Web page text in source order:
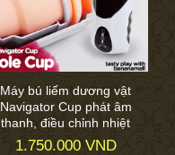
Máy bú liếm dương vật
Navigator Cup phát âm
thanh, điều chỉnh nhiệt
1.750.000 VND